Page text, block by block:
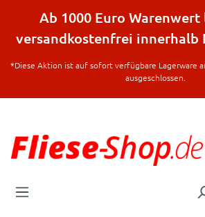
springen
Ab 1000 Euro
versandkostenfrei innerhalb
*Diese Aktion ist auf sofort verfügbare Lagerware
ausgeschlossen.